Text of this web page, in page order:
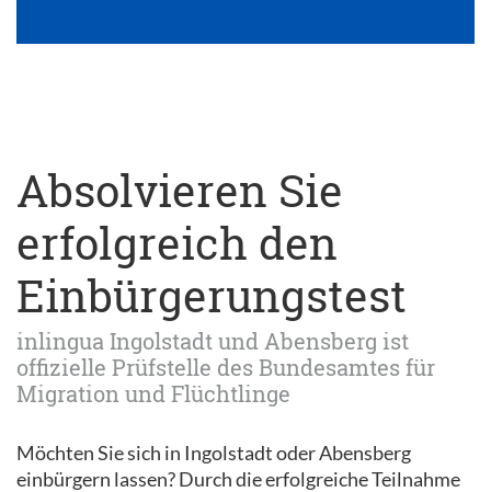
Absolvieren Sie
erfolgreich den
Einbürgerungstest
inlingua Ingolstadt und Abensberg ist
offizielle Prüfstelle des Bundesamtes für
Migration und Flüchtlinge
Möchten Sie sich in Ingolstadt oder Abensberg
einbürgern lassen? Durch die erfolgreiche Teilnahme